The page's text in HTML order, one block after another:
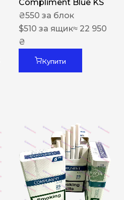
Compliment Blue KS
₴550 за блок
$510 за ящик≈ 22 950
₴
Купити